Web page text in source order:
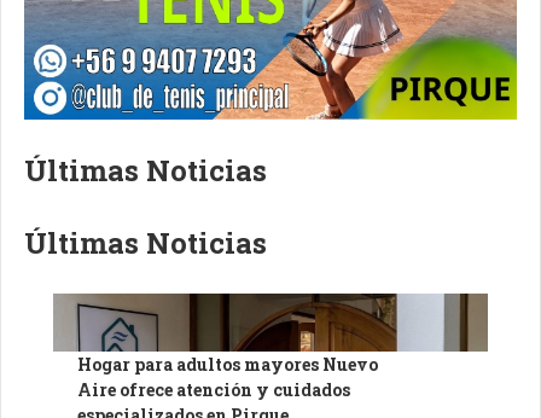
Últimas Noticias
Últimas Noticias
Hogar para adultos mayores Nuevo
Aire ofrece atención y cuidados